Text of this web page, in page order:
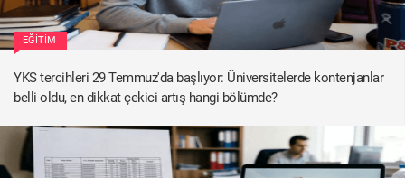
EĞITIM
YKS tercihleri 29 Temmuz'da başlıyor: Üniversitelerde kontenjanlar
belli oldu, en dikkat çekici artış hangi bölümde?